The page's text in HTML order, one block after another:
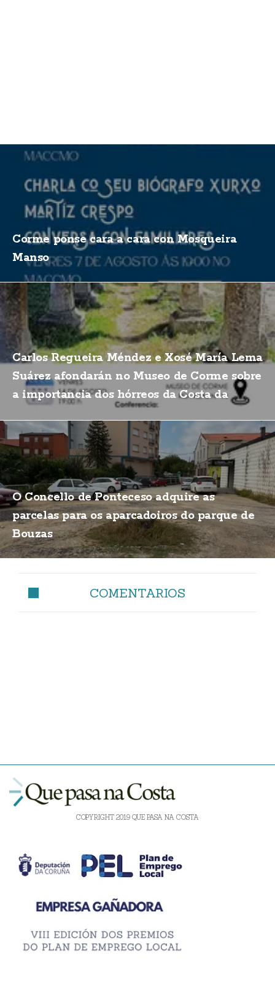
Corme ponse cara a cara con Mosqueira
Manso
Carlos Regueira Méndez e Xosé María Lema
Suárez afondarán no Museo de Corme sobre
a importancia dos hórreos da Costa da
O Concello de Ponteceso adquire as
parcelas para os aparcadoiros do parque de
Bouzas
COMENTARIOS
COPYRIGHT 2019 QUE PASA NA COSTA